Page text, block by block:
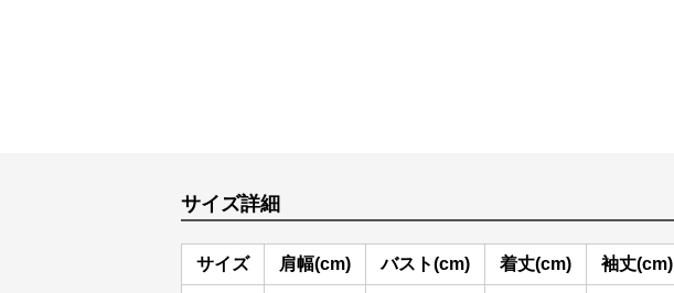
サイズ詳細
サイズ 肩幅(cm) バスト(cm) 着丈(cm) 袖丈(cm)